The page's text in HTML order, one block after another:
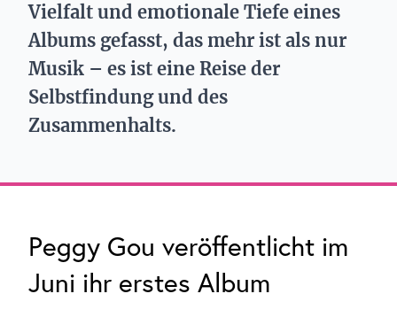
Vielfalt und emotionale Tiefe eines
Albums gefasst, das mehr ist als nur
Musik – es ist eine Reise der
Selbstfindung und des
Zusammenhalts.
Peggy Gou veröffentlicht im
Juni ihr erstes Album